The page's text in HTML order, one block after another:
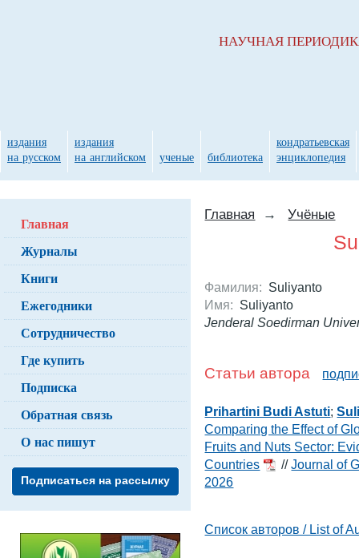
Главная → Учёные
Фамилия: Suliyanto
Имя: Suliyanto
Jenderal Soedirman
Статьи автора
Prihartini Budi Astuti;
Comparing the Effect of
Fruits and Nuts Sector:
Countries
//Journal of
2026
Список авторов / List of
Главная
Журналы
Книги
Ежегодники
Сотрудничество
Где купить
Подписка
Обратная связь
О нас пишут
Подписаться на рассылку
НАУЧНАЯ
издания
на русском
издания
на английском
ученые библиотека
кондратьевская
энциклопедия